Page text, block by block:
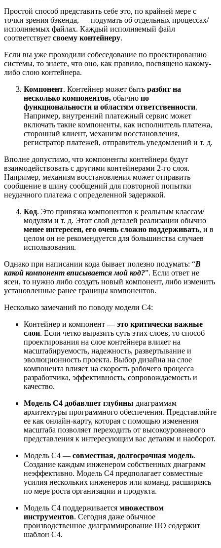
Простой способ представить себе это, по крайней мере с
точки зрения бэкенда, — подумать об отдельных процессах/
исполняемых файлах. Каждый исполняемый файл
соответствует своему контейнеру.
Если вы уже проходили собеседование по проектированию
системы, то знаете, что оно, как правило, посвящено какому-
либо слою контейнера.
Компонент. Контейнер может быть разбит на
несколько компонентов, обычно по
функциональности и областям ответственности.
Например, внутренний платежный сервис может
включать такие компоненты, как исполнитель платежа,
сторонний клиент, механизм восстановления,
регистратор платежей, отправитель уведомлений и т. д.
Вполне допустимо, что компоненты контейнера будут
взаимодействовать с другими контейнерами 2-го слоя.
Например, механизм восстановления может отправить
сообщение в шину сообщений для повторной попытки
неудачного платежа с определенной задержкой.
Код. Это привязка компонентов к реальным классам/
модулям и т. д. Этот слой деталей реализации обычно
менее интересен, его очень сложно поддерживать, и в
целом он не рекомендуется для большинства случаев
использования.
Однако при написании кода бывает полезно подумать: “В
какой компонент вписывается мой код?”. Если ответ не
ясен, то нужно либо создать новый компонент, либо изменить
установленные ранее границы компонентов.
Несколько замечаний по поводу модели C4:
Контейнер и компонент — это критически важные
слои. Если четко выразить суть этих слоев, то способ
проектирования на слое контейнера влияет на
масштабируемость, надежность, развертывание и
эволюционность проекта. Выбор дизайна на слое
компонента влияет на скорость рабочего процесса
разработчика, эффективность, сопровождаемость и
качество.
Модель C4 добавляет глубины диаграммам
архитектуры программного обеспечения. Представляйте
ее как онлайн-карту, которая с помощью изменения
масштаба позволяет переходить от высокоуровневого
представления к интересующим вас деталям и наоборот.
Модель C4 — совместная, долгосрочная модель.
Создание каждым инженером собственных диаграмм
неэффективно. Модель C4 предполагает совместные
усилия нескольких инженеров или команд, расширяясь
по мере роста организации и продукта.
Модель C4 поддерживается множеством
инструментов. Сегодня даже обычное
производственное диаграммирование ПО содержит
шаблон C4.